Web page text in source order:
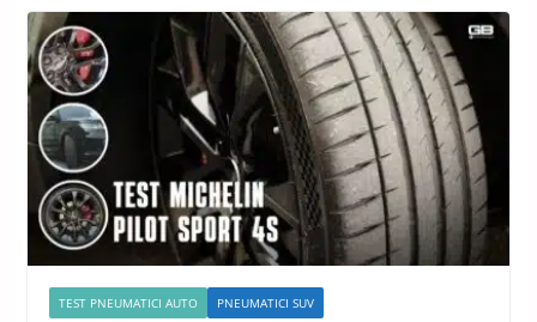
TEST PNEUMATICI AUTO PNEUMATICI SUV